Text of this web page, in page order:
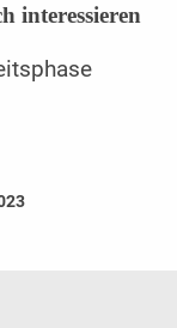
interessieren